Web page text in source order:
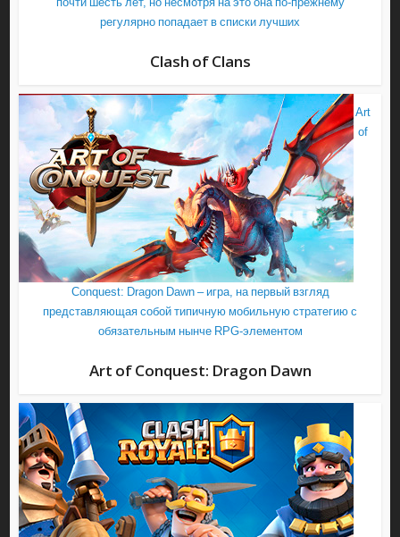
почти шесть лет, но несмотря на это она по-прежнему
регулярно попадает в списки лучших
Clash of Clans
Art
of
Conquest: Dragon Dawn – игра, на первый взгляд
представляющая собой типичную мобильную стратегию с
обязательным нынче RPG-элементом
Art of Conquest: Dragon Dawn